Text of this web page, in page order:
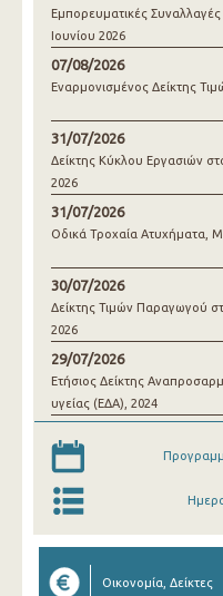
Εμπορευματικές
Ιουνίου 2026
07/08/2026
Εναρμονισμένος Δείκτης
31/07/2026
Δείκτης Κύκλου Εργασιών
2026
31/07/2026
Οδικά Τροχαία Ατυχήματα,
30/07/2026
Δείκτης Τιμών Παραγωγού
2026
29/07/2026
Ετήσιος Δείκτης
υγείας (ΕΔΑ), 2024
Οικονομία, Δείκτες